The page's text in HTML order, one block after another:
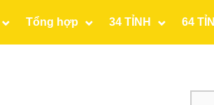
Tổng hợp 34 TỈNH 64